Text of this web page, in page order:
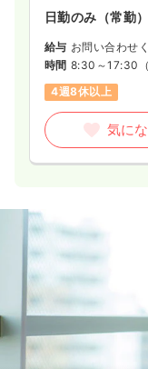
気にな
訪問看護正看護師
日勤のみ（常勤）
月給23万円以上可
日勤のみ（パート
日勤のみ（常勤）
給与 お問い合わせ
時間 8:30～17:30
4週8休以上
気に